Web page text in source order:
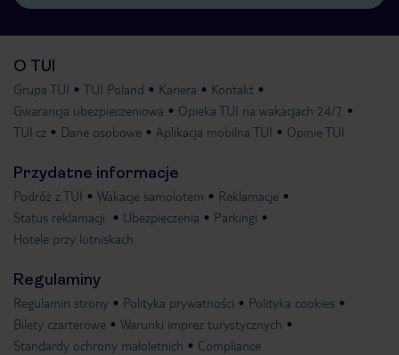
O TUI
Grupa TUI TUI Poland Kariera
Kontakt
Gwarancja ubezpieczeniowa
Opieka TUI na wakacjach 24/7
TUI.cz
Dane osobowe Aplikacja mobilna TUI Opinie TUI
Przydatne informacje
Podróż z TUI Wakacje samolotem
Reklamacje
Status reklamacji
Ubezpieczenia
Parkingi
Hotele przy lotniskach
Regulaminy
Regulamin strony Polityka prywatności
Polityka cookies
Bilety czarterowe
Warunki imprez turystycznych
Standardy ochrony małoletnich
Compliance